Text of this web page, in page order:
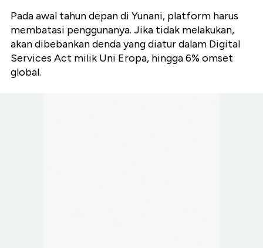
Pada awal tahun depan di Yunani, platform harus
membatasi penggunanya. Jika tidak melakukan,
akan dibebankan denda yang diatur dalam Digital
Services Act milik Uni Eropa, hingga 6% omset
global.